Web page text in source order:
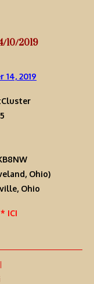
10/2019
14, 2019
Ohio)
Ohio
* ICI